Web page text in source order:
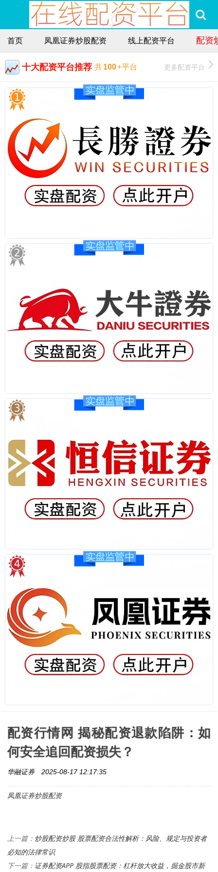
首页 凤凰证券炒股配资 线上配资平台 配资
十大配资平台推荐 共100+平台 更多配资平台
配资行情网 揭秘配资退款陷阱：如
何安全追回配资损失？
华融证券 2025-08-17 12:17:35
凤凰证券炒股配资
上一篇： 炒股配资炒股 股票配资合法性解析：风险、规定与投资者
必知的法律常识
下一篇： 证券配资APP 股指股票配资：杠杆放大收益，掘金股市新